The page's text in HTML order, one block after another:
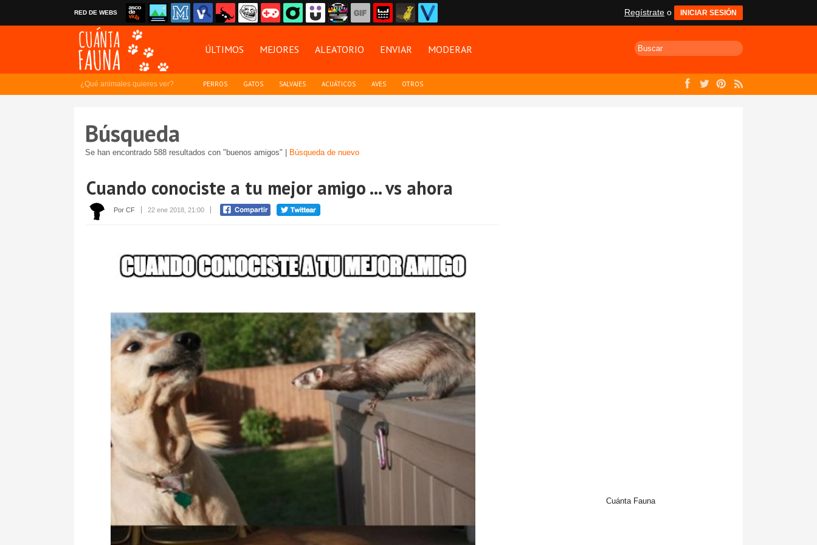
RED DE WEBS Regístrate o INICIAR SESIÓN
ÚLTIMOS MEJORES ALEATORIO ENVIAR MODERAR
¿Qué animales quieres ver? PERROS GATOS SALVAJES ACUÁTICOS AVES OTROS
Búsqueda
Se han encontrado 588 resultados con "buenos amigos" | Búsqueda de nuevo
Cuando conociste a tu mejor amigo ... vs ahora
Por CF 22 ene 2018, 21:00
Cuánta Fauna